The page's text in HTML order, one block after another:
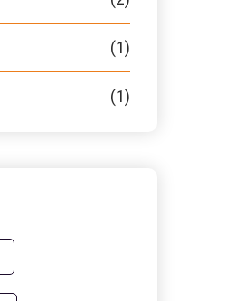
(1)
(1)